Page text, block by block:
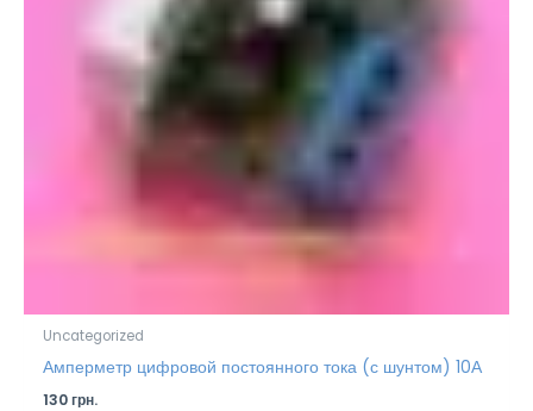
Uncategorized
Амперметр цифровой постоянного тока (с шунтом) 10А
130грн.